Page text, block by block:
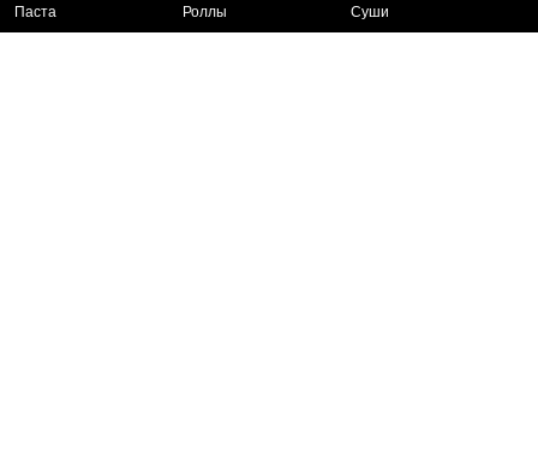
Паста
Роллы
Суши